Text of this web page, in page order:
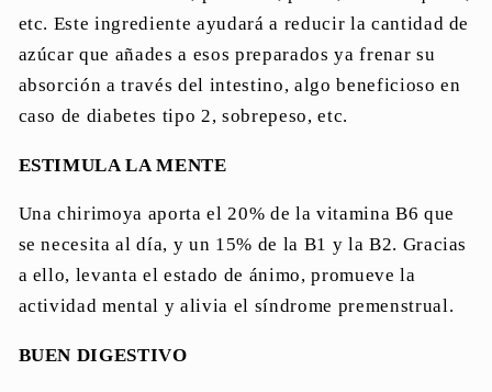
etc. Este ingrediente ayudará a reducir la cantidad de
azúcar que añades a esos preparados ya frenar su
absorción a través del intestino, algo beneficioso en
caso de diabetes tipo 2, sobrepeso, etc.
ESTIMULA LA MENTE
Una chirimoya aporta el 20% de la vitamina B6 que
se necesita al día, y un 15% de la B1 y la B2. Gracias
a ello, levanta el estado de ánimo, promueve la
actividad mental y alivia el síndrome premenstrual.
BUEN DIGESTIVO